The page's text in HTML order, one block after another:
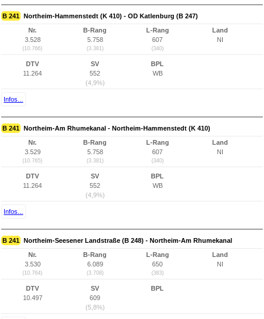
B 241 Northeim-Hammenstedt (K 410) - OD Katlenburg (B 247)
Nr.
3.528
(10.766)
B-Rang
5.758
(3.381)
L-Rang
607
(340)
Land
NI
DTV
11.264
SV
552
(4,9%)
BPL
WB
Infos...
B 241 Northeim-Am Rhumekanal - Northeim-Hammenstedt (K 410)
Nr.
3.529
(10.765)
B-Rang
5.758
(3.381)
L-Rang
607
(340)
Land
NI
DTV
11.264
SV
552
(4,9%)
BPL
WB
Infos...
B 241 Northeim-Seesener Landstraße (B 248) - Northeim-Am Rhumekanal
Nr.
3.530
(10.764)
B-Rang
6.089
(3.708)
L-Rang
650
(383)
Land
NI
DTV
10.497
SV
609
(5,8%)
BPL